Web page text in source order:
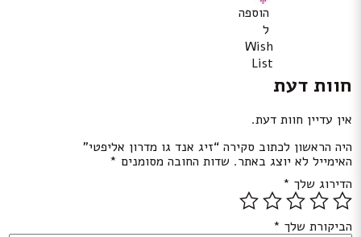
הוספה
ל
Wish
List
חוות דעת
אין עדיין חוות דעת.
היה הראשון לכתוב סקירה “זיג אנד גו מדרון אליפטי”
האימייל לא יוצג באתר. שדות החובה מסומנים *
הדירוג שלך *
הביקורת שלך *